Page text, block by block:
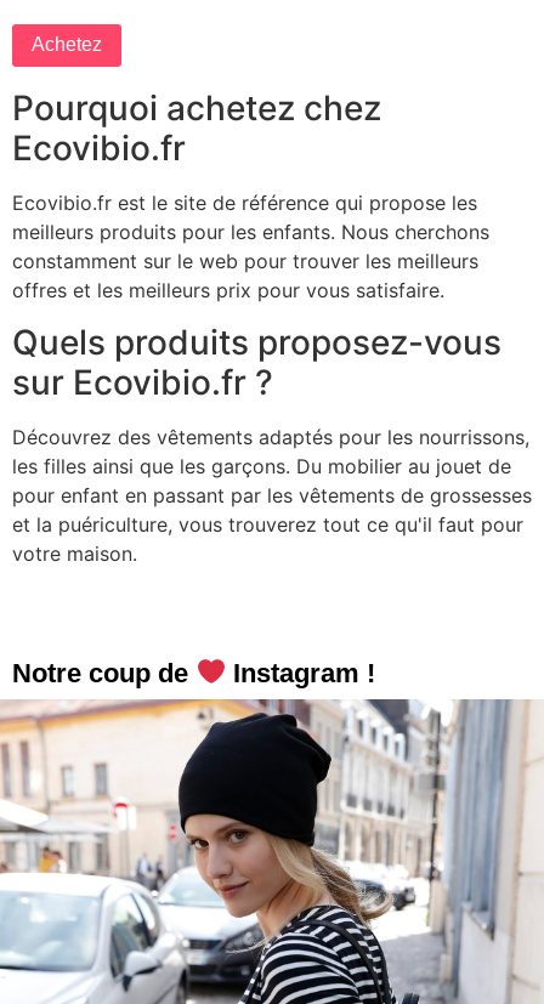
Achetez
Pourquoi achetez chez
Ecovibio.fr
Ecovibio.fr est le site de référence qui propose les
meilleurs produits pour les enfants. Nous cherchons
constamment sur le web pour trouver les meilleurs
offres et les meilleurs prix pour vous satisfaire.
Quels produits proposez-vous
sur Ecovibio.fr ?
Découvrez des vêtements adaptés pour les nourrissons,
les filles ainsi que les garçons. Du mobilier au jouet de
pour enfant en passant par les vêtements de grossesses
et la puériculture, vous trouverez tout ce qu'il faut pour
votre maison.
Notre coup de Instagram !